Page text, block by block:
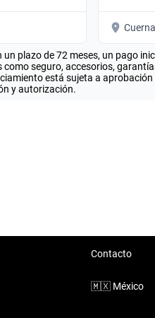
plazo de 72 meses, un pago
seguro, accesorios,
está sujeta a
y autorización.
Contacto
🇲🇽 México